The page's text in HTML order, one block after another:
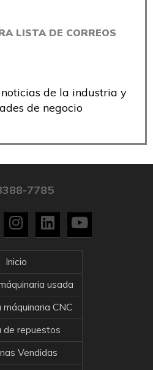
LISTA DE CORREOS
de la industria y
de negocio
7785
Inicio
usada
máquinaria CNC
de repuestos
Vendidas